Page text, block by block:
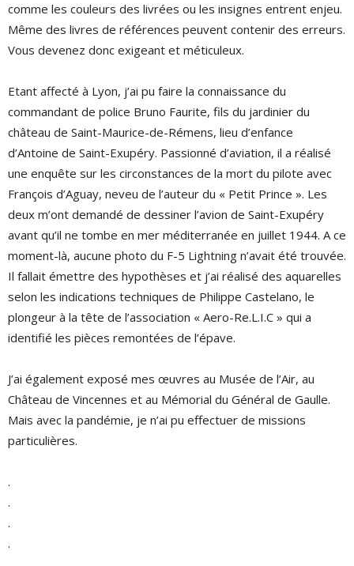
comme les couleurs des livrées ou les insignes entrent enjeu.
Même des livres de références peuvent contenir des erreurs.
Vous devenez donc exigeant et méticuleux.
Etant affecté à Lyon, j’ai pu faire la connaissance du
commandant de police Bruno Faurite, fils du jardinier du
château de Saint-Maurice-de-Rémens, lieu d’enfance
d’Antoine de Saint-Exupéry. Passionné d’aviation, il a réalisé
une enquête sur les circonstances de la mort du pilote avec
François d’Aguay, neveu de l’auteur du « Petit Prince ». Les
deux m’ont demandé de dessiner l’avion de Saint-Exupéry
avant qu’il ne tombe en mer méditerranée en juillet 1944. A ce
moment-là, aucune photo du F-5 Lightning n’avait été trouvée.
Il fallait émettre des hypothèses et j’ai réalisé des aquarelles
selon les indications techniques de Philippe Castelano, le
plongeur à la tête de l’association « Aero-Re.L.I.C » qui a
identifié les pièces remontées de l’épave.
J’ai également exposé mes œuvres au Musée de l’Air, au
Château de Vincennes et au Mémorial du Général de Gaulle.
Mais avec la pandémie, je n’ai pu effectuer de missions
particulières.
.
.
.
.